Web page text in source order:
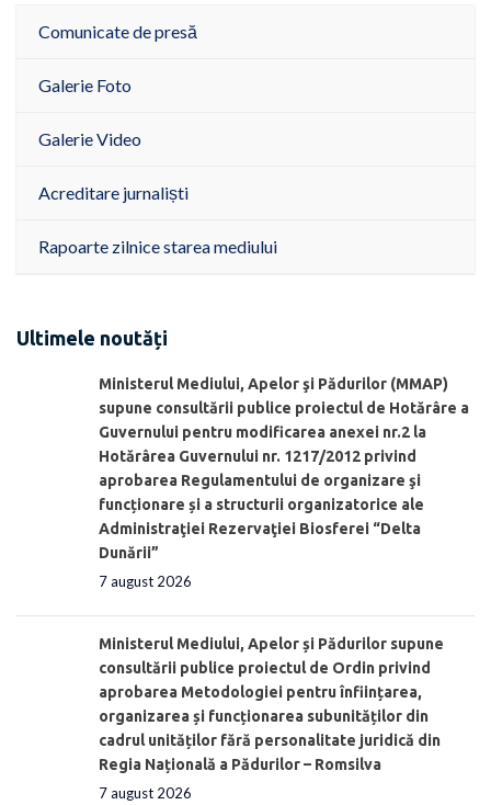
Comunicate de presă
Galerie Foto
Galerie Video
Acreditare jurnaliști
Rapoarte zilnice starea mediului
Ultimele noutăți
Ministerul Mediului, Apelor şi Pădurilor (MMAP)
supune consultării publice proiectul de Hotărâre a
Guvernului pentru modificarea anexei nr.2 la
Hotărârea Guvernului nr. 1217/2012 privind
aprobarea Regulamentului de organizare şi
funcționare și a structurii organizatorice ale
Administraţiei Rezervaţiei Biosferei “Delta
Dunării”
7 august 2026
Ministerul Mediului, Apelor și Pădurilor supune
consultării publice proiectul de Ordin privind
aprobarea Metodologiei pentru înființarea,
organizarea și funcționarea subunităților din
cadrul unităților fără personalitate juridică din
Regia Națională a Pădurilor – Romsilva
7 august 2026